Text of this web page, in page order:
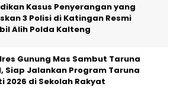
Kasus Penyerangan yang
3 Polisi di Katingan Resmi
Alih Polda Kalteng
Gunung Mas Sambut Taruna
Siap Jalankan Program Taruna
2026 di Sekolah Rakyat